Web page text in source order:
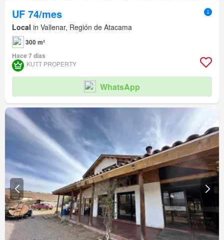
UF 74/mes
Local in Vallenar, Región de Atacama
300 m²
Hace 7 días
KUTT PROPERTY
WhatsApp